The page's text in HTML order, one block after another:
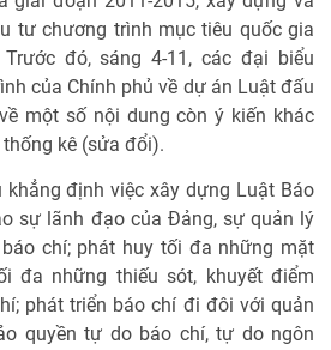
tư chương trình mục tiêu quốc gia
đó, sáng 4-11, các đại biểu
của Chính phủ về dự án Luật đấu
một số nội dung còn ý kiến khác
kê (sửa đổi).
khẳng định việc xây dựng Luật Báo
sự lãnh đạo của Đảng, sự quản lý
chí; phát huy tối đa những mặt
đa những thiếu sót, khuyết điểm
phát triển báo chí đi đôi với quản
quyền tự do báo chí, tự do ngôn